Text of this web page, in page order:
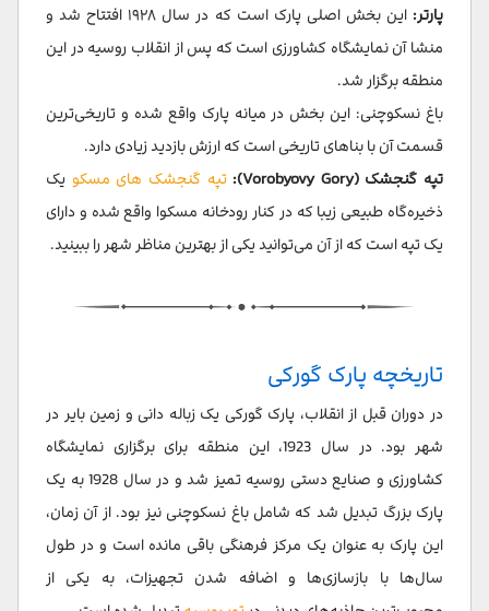
پارتر:
این بخش اصلی پارک است که در سال ۱۹۲۸ افتتاح شد و
منشا آن نمایشگاه کشاورزی است که پس از انقلاب روسیه در این
منطقه برگزار شد.
باغ نسکوچنی: این بخش در میانه پارک واقع شده و تاریخی‌ترین
قسمت آن با بناهای تاریخی است که ارزش بازدید زیادی دارد.
تپه گنجشک (Vorobyovy Gory):
تپه گنجشک های مسکو یک
ذخیره‌گاه طبیعی زیبا که در کنار رودخانه مسکوا واقع شده و دارای
یک تپه است که از آن می‌توانید یکی از بهترین مناظر شهر را ببینید.
تاریخچه پارک گورکی
در دوران قبل از انقلاب، پارک گورکی یک زباله دانی و زمین بایر در
شهر بود. در سال 1923، این منطقه برای برگزاری نمایشگاه
کشاورزی و صنایع دستی روسیه تمیز شد و در سال 1928 به یک
پارک بزرگ تبدیل شد که شامل باغ نسکوچنی نیز بود. از آن زمان،
این پارک به عنوان یک مرکز فرهنگی باقی مانده است و در طول
سال‌ها با بازسازی‌ها و اضافه شدن تجهیزات، به یکی از